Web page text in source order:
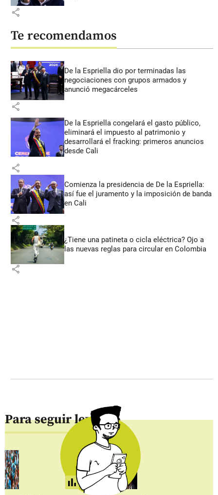
share
Te recomendamos
De la Espriella dio por terminadas las
negociaciones con grupos armados y
anunció megacárceles
share
De la Espriella congelará el gasto público,
eliminará el impuesto al patrimonio y
desarrollará el fracking: primeros anuncios
desde Cali
share
Comienza la presidencia de De la Espriella:
así fue el juramento y la imposición de banda
en Cali
share
¿Tiene una patineta o cicla eléctrica? Ojo a
las nuevas reglas para circular en Colombia
share
Para seguir leyendo